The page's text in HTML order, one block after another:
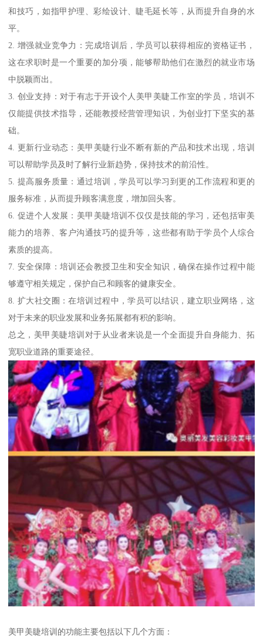
和技巧，如指甲护理、彩绘设计、睫毛延长等，从而提升自身的水
平。
2. 增强就业竞争力：完成培训后，学员可以获得相应的资格证书，
这在求职时是一个重要的加分项，能够帮助他们在激烈的就业市场
中脱颖而出。
3. 创业支持：对于有志于开设个人美甲美睫工作室的学员，培训不
仅能提供技术指导，还能教授经营管理知识，为创业打下坚实的基
础。
4. 更新行业动态：美甲美睫行业不断有新的产品和技术出现，培训
可以帮助学员及时了解行业新趋势，保持技术的前沿性。
5. 提高服务质量：通过培训，学员可以学习到更的工作流程和更的
服务标准，从而提升顾客满意度，增加回头客。
6. 促进个人发展：美甲美睫培训不仅仅是技能的学习，还包括审美
能力的培养、客户沟通技巧的提升等，这些都有助于学员个人综合
素质的提高。
7. 安全保障：培训还会教授卫生和安全知识，确保在操作过程中能
够遵守相关规定，保护自己和顾客的健康安全。
8. 扩大社交圈：在培训过程中，学员可以结识，建立职业网络，这
对于未来的职业发展和业务拓展都有积的影响。
总之，美甲美睫培训对于从业者来说是一个全面提升自身能力、拓
宽职业道路的重要途径。
美甲美睫培训的功能主要包括以下几个方面：